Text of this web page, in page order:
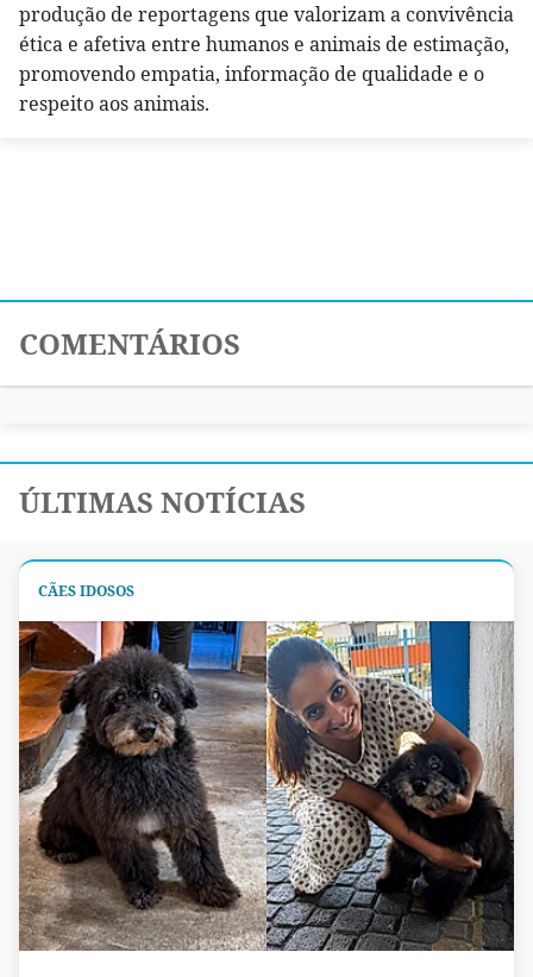
produção de reportagens que valorizam a convivência
ética e afetiva entre humanos e animais de estimação,
promovendo empatia, informação de qualidade e o
respeito aos animais.
COMENTÁRIOS
ÚLTIMAS NOTÍCIAS
CÃES IDOSOS